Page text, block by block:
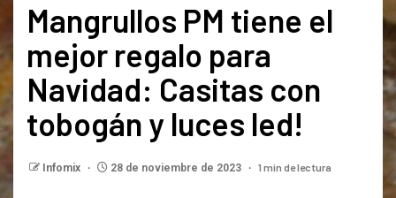
Mangrullos PM tiene el
mejor regalo para
Navidad: Casitas con
tobogán y luces led!
Infomix 28 de noviembre de 2023 1 min de lectura